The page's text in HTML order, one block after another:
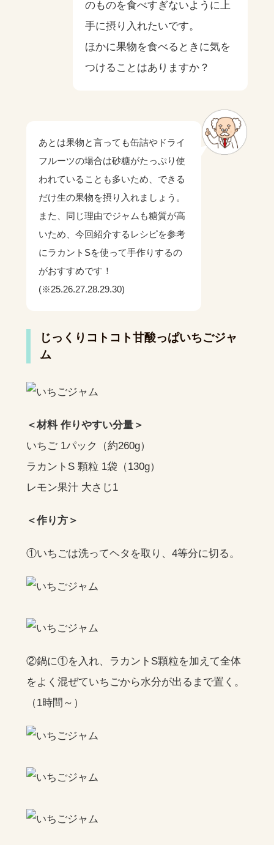
のものを食べすぎないように上
手に摂り入れたいです。
ほかに果物を食べるときに気を
つけることはありますか？
あとは果物と言っても缶詰やドライ
フルーツの場合は砂糖がたっぷり使
われていることも多いため、できる
だけ生の果物を摂り入れましょう。
また、同じ理由でジャムも糖質が高
いため、今回紹介するレシピを参考
にラカントSを使って手作りするの
がおすすめです！
(※25.26.27.28.29.30)
じっくりコトコト甘酸っぱいちごジャ
ム
＜材料 作りやすい分量＞
いちご 1パック（約260g）
ラカントS 顆粒 1袋（130g）
レモン果汁 大さじ1
＜作り方＞
①いちごは洗ってヘタを取り、4等分に切る。
②鍋に①を入れ、ラカントS顆粒を加えて全体
をよく混ぜていちごから水分が出るまで置く。
（1時間～）